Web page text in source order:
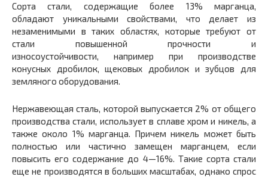
Сорта стали, содержащие более 13% марганца,
обладают уникальными свойствами, что делает из
незаменимыми в таких областях, которые требуют от
стали повышенной прочности и
износоустойчивости, например при производстве
конусных дробилок, щековых дробилок и зубцов для
земляного оборудования.
Нержавеющая сталь, которой выпускается 2% от общего
производства стали, использует в сплаве хром и никель, а
также около 1% марганца. Причем никель может быть
полностью или частично замещен марганцем, если
повысить его содержание до 4—16%. Такие сорта стали
еще не производятся в больших масштабах, однако спрос